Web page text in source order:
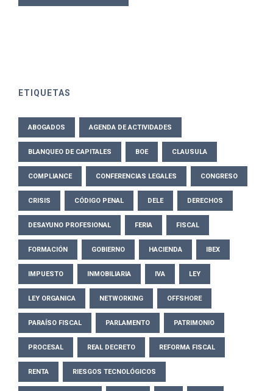
ETIQUETAS
ABOGADOS AGENDA DE ACTIVIDADES
BLANQUEO DE CAPITALES BOE CLAUSULA
COMPLIANCE CONFERENCIAS LEGALES CONGRESO
CRISIS CÓDIGO PENAL DELE DERECHOS
DESAYUNO PROFESIONAL FERIA FISCAL
FORMACIÓN GOBIERNO HACIENDA IBEX
IMPUESTO INMOBILIARIA IVA LEY
LEY ORGANICA NETWORKING OFFSHORE
PARAÍSO FISCAL PARLAMENTO PATRIMONIO
PROCESAL REAL DECRETO REFORMA FISCAL
RENTA RIESGOS TECNOLÓGICOS